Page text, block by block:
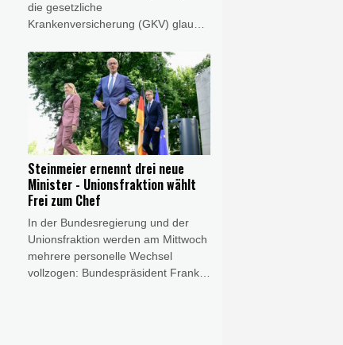
die gesetzliche
Krankenversicherung (GKV) glaubt
in Deutschland nicht an dauerhaft
stabile Beiträge. Das geht aus einer
repräsentativen Forsa-Umfrage im
Auftrag des AOK-Bundesverbandes
hervor, über welche die Zeitungen
der Funke-Mediengruppe am
Donnerstag berichten.
Steinmeier ernennt drei neue
Minister - Unionsfraktion wählt
Frei zum Chef
In der Bundesregierung und der
Unionsfraktion werden am Mittwoch
mehrere personelle Wechsel
vollzogen: Bundespräsident Frank-